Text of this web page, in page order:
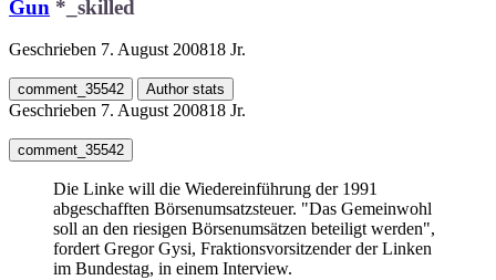
Gun *_skilled
Geschrieben 7. August 200818 Jr.
comment_35542 Author stats
Geschrieben 7. August 200818 Jr.
comment_35542
Die Linke will die Wiedereinführung der 1991
abgeschafften Börsenumsatzsteuer. "Das Gemeinwohl
soll an den riesigen Börsenumsätzen beteiligt werden",
fordert Gregor Gysi, Fraktionsvorsitzender der Linken
im Bundestag, in einem Interview.